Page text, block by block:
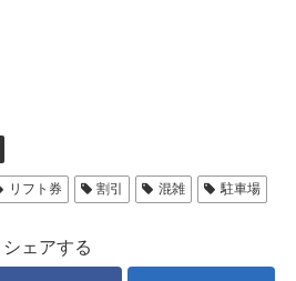
リフト券 割引 混雑 駐車場
シェアする